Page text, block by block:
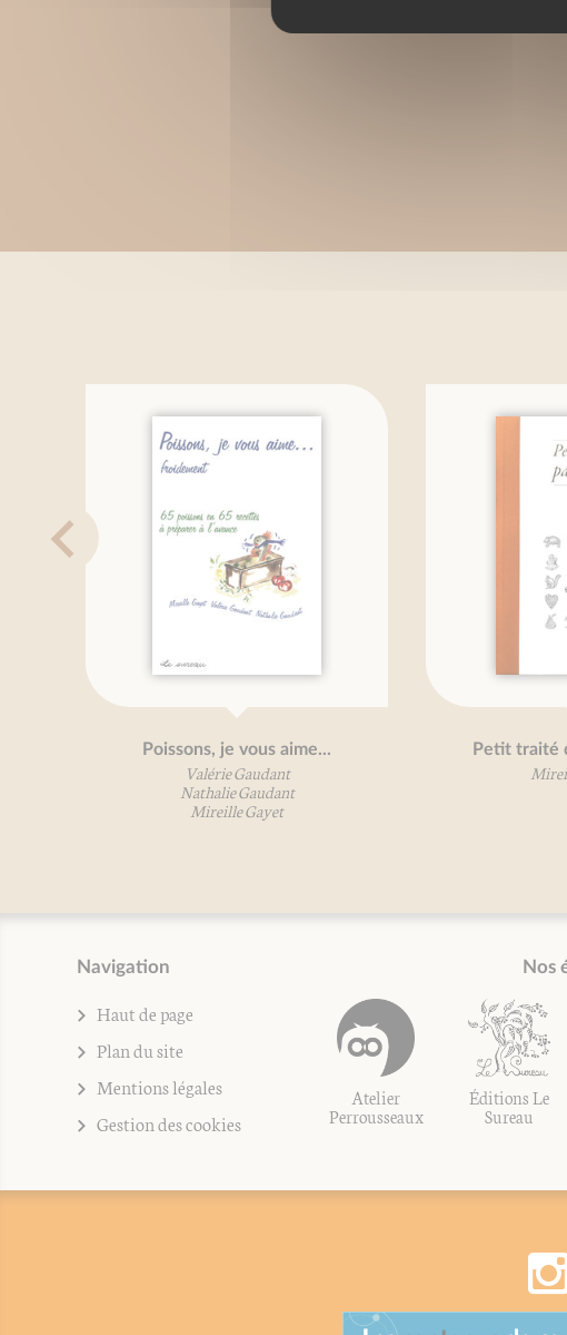
Poissons, je vous aime...
Valérie Gaudant
Nathalie Gaudant
Mireille Gayet
Petit traité du
Mireille
Navigation
Haut de page
Plan du site
Mentions légales
Gestion des cookies
Nos
Atelier
Perrousseaux
Éditions Le
Sureau